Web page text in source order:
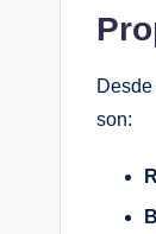
son: